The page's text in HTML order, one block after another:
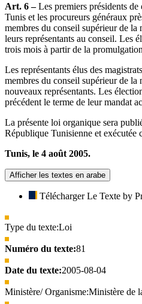
Art. 6 –Les premiers présidents de
Tunis et les procureurs généraux
membres du conseil supérieur de la
leurs représentants au conseil. Les
trois mois à partir de la
Les représentants élus des
membres du conseil supérieur de la
nouveaux représentants. Les
précédent le terme de leur mandat
La présente loi organique sera
République Tunisienne et exécutée
Tunis, le 4 août 2005.
Afficher les textes en arabe
Télécharger Le Texte by
Type du texte:Loi
Numéro du texte:81
Date du texte:2005-08-04
Ministère/ Organisme:Ministère de